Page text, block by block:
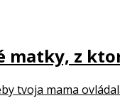
matky, z
tvoja mama